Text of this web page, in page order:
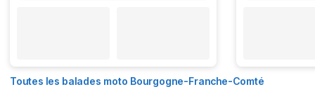
Toutes les balades moto Bourgogne-Franche-Comté